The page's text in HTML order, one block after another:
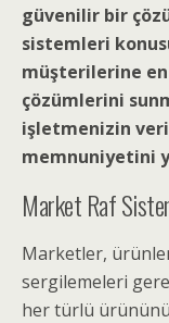
güvenilir bir
sistemleri
müşterilerine
çözümlerini
işletmenizin
memnuniyetini
Market Raf
Marketler,
sergilemeleri
her türlü